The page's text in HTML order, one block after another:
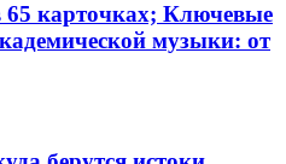
65 карточках; Ключевые
музыки: от